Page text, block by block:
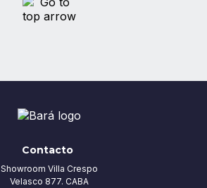
Contacto
Showroom Villa Crespo
Velasco 877. CABA